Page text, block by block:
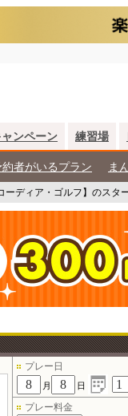
ャンペーン 練習場
約者がいるプラン ま
ディア・ゴルフ】のスタ
プレー日
月 日
プレー料金